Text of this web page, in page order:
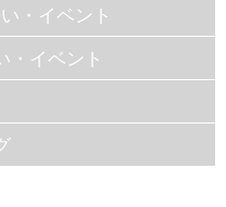
・イベント
・イベント